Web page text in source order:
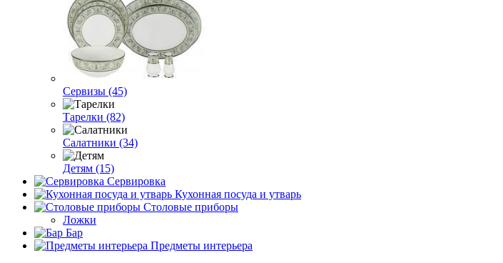
Сервизы (45)
Тарелки (82)
Салатники (34)
Детям (15)
Сервировка
Кухонная посуда и утварь
Столовые приборы
Ложки
Бар
Предметы интерьера